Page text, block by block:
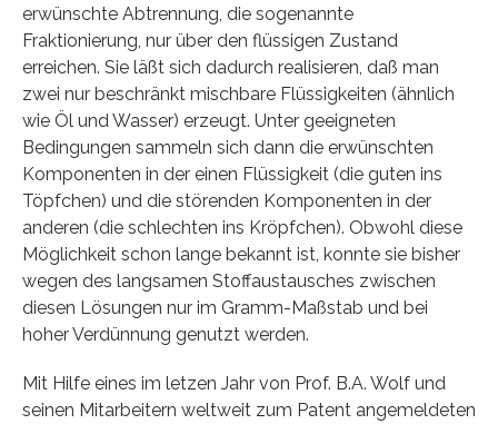
erwünschte Abtrennung, die sogenannte
Fraktionierung, nur über den flüssigen Zustand
erreichen. Sie läßt sich dadurch realisieren, daß man
zwei nur beschränkt mischbare Flüssigkeiten (ähnlich
wie Öl und Wasser) erzeugt. Unter geeigneten
Bedingungen sammeln sich dann die erwünschten
Komponenten in der einen Flüssigkeit (die guten ins
Töpfchen) und die störenden Komponenten in der
anderen (die schlechten ins Kröpfchen). Obwohl diese
Möglichkeit schon lange bekannt ist, konnte sie bisher
wegen des langsamen Stoffaustausches zwischen
diesen Lösungen nur im Gramm-Maßstab und bei
hoher Verdünnung genutzt werden.
Mit Hilfe eines im letzen Jahr von Prof. B.A. Wolf und
seinen Mitarbeitern weltweit zum Patent angemeldeten